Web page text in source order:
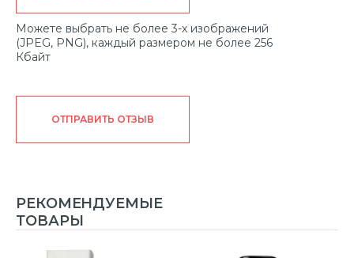
Можете выбрать не более 3-х изображений
(JPEG, PNG), каждый размером не более 256
Кбайт
ОТПРАВИТЬ ОТЗЫВ
РЕКОМЕНДУЕМЫЕ
ТОВАРЫ